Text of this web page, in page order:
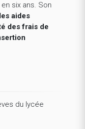
six ans. Son
aides
des frais de
du lycée